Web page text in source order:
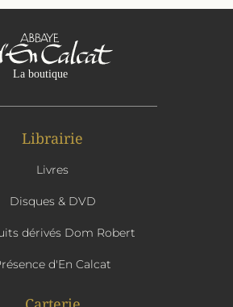
Librairie
Livres
Disques & DVD
dérivés Dom Robert
d'En Calcat